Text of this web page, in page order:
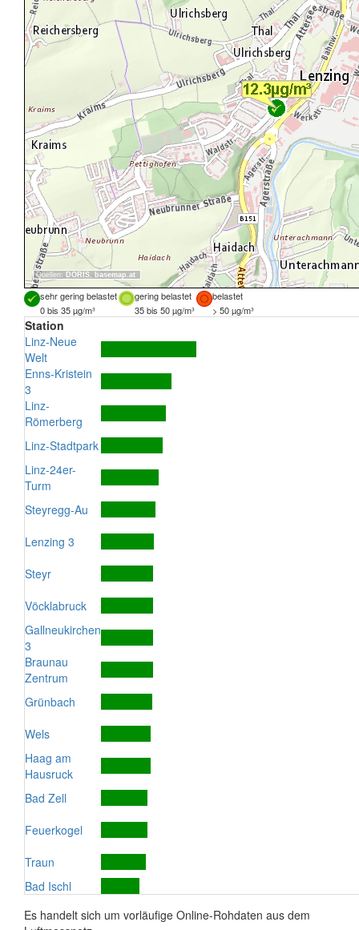
Quellen: DORIS, basemap.at
sehr gering belastet gering belastet
belastet
0 bis 35 µg/m³
35 bis 50 µg/m³ > 50 µg/m³
Station
Linz-Neue
Welt
Enns-Kristein
3
Linz-
Römerberg
Linz-Stadtpark
Linz-24er-
Turm
Steyregg-Au
Lenzing 3
Steyr
Vöcklabruck
Gallneukirchen
3
Braunau
Zentrum
Grünbach
Wels
Haag am
Hausruck
Bad Zell
Feuerkogel
Traun
Bad Ischl
Es handelt sich um vorläufige Online-Rohdaten aus dem